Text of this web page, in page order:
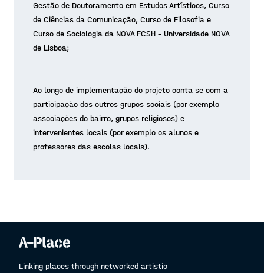
Gestão de Doutoramento em Estudos Artísticos, Curso
de Ciências da Comunicação, Curso de Filosofia e
Curso de Sociologia da NOVA FCSH – Universidade NOVA
de Lisboa;
Ao longo de implementação do projeto conta se com a
participação dos outros grupos sociais (por exemplo
associações do bairro, grupos religiosos) e
intervenientes locais (por exemplo os alunos e
professores das escolas locais).
Linking places through networked artistic